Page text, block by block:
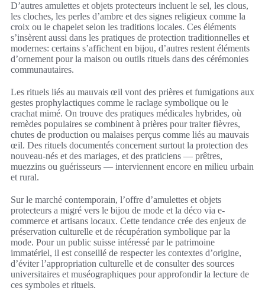
D’autres amulettes et objets protecteurs incluent le sel, les clous,
les cloches, les perles d’ambre et des signes religieux comme la
croix ou le chapelet selon les traditions locales. Ces éléments
s’insèrent aussi dans les pratiques de protection traditionnelles et
modernes: certains s’affichent en bijou, d’autres restent éléments
d’ornement pour la maison ou outils rituels dans des cérémonies
communautaires.
Les rituels liés au mauvais œil vont des prières et fumigations aux
gestes prophylactiques comme le raclage symbolique ou le
crachat mimé. On trouve des pratiques médicales hybrides, où
remèdes populaires se combinent à prières pour traiter fièvres,
chutes de production ou malaises perçus comme liés au mauvais
œil. Des rituels documentés concernent surtout la protection des
nouveau-nés et des mariages, et des praticiens — prêtres,
muezzins ou guérisseurs — interviennent encore en milieu urbain
et rural.
Sur le marché contemporain, l’offre d’amulettes et objets
protecteurs a migré vers le bijou de mode et la déco via e-
commerce et artisans locaux. Cette tendance crée des enjeux de
préservation culturelle et de récupération symbolique par la
mode. Pour un public suisse intéressé par le patrimoine
immatériel, il est conseillé de respecter les contextes d’origine,
d’éviter l’appropriation culturelle et de consulter des sources
universitaires et muséographiques pour approfondir la lecture de
ces symboles et rituels.